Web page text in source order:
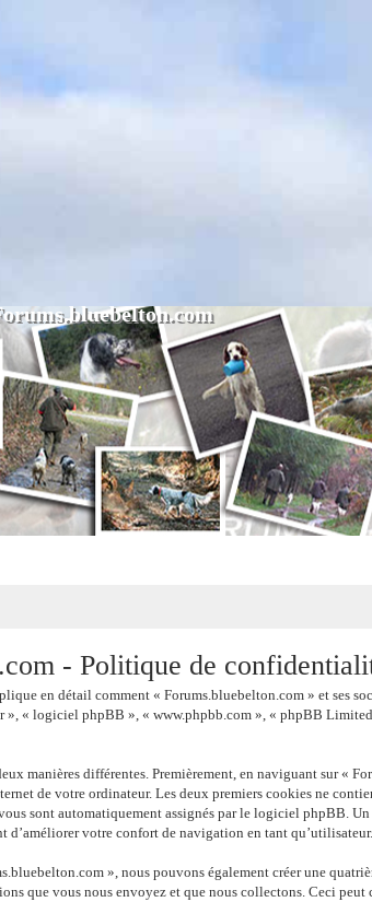
- Politique de
en détail comment « Forums.bluebelton.com » et ses
», « logiciel phpBB », « www.phpbb.com », « phpBB
manières différentes. Premièrement, en naviguant sur «
de votre ordinateur. Les deux premiers cookies ne
sont automatiquement assignés par le logiciel phpBB.
d’améliorer votre confort de navigation en tant qu’utilisateur.
», nous pouvons également créer une
que vous nous envoyez et que nous collectons. Ceci